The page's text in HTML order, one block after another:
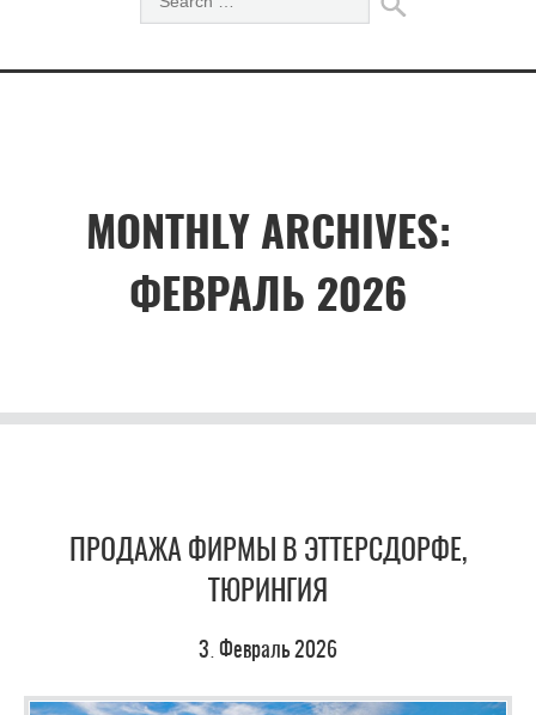
MONTHLY ARCHIVES:
ФЕВРАЛЬ 2026
ПРОДАЖА ФИРМЫ В ЭТТЕРСДОРФЕ,
ТЮРИНГИЯ
3 Февраль 2026